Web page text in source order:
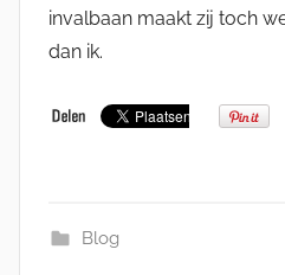
invalbaan maakt zij toch
dan ik.
Blog